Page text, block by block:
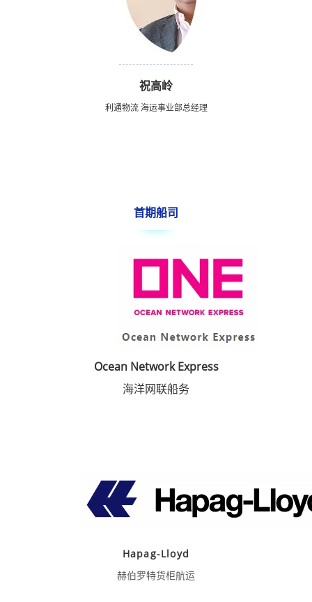
祝高岭
利通物流 海运事业部总经理
首期船司
Ocean Network Express
海洋网联船务
Hapag-Lloyd
赫伯罗特货柜航运